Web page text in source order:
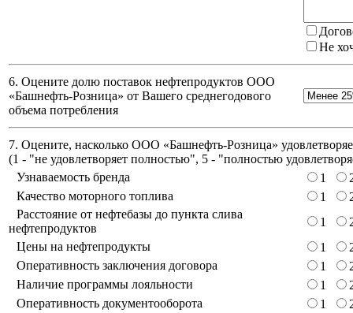
Не
6. Оцените долю поставок нефтепродуктов ООО
«Башнефть-Розница» от Вашего среднегодового
объема потребления
7. Оцените, насколько ООО «Башнефть-Розница»
(1 - "не удовлетворяет полностью", 5 - "полностью
Узнаваемость бренда
1
Качество моторного топлива
1
Расстояние от нефтебазы до пункта слива
нефтепродуктов
1
Цены на нефтепродукты
1
Оперативность заключения договора
1
Наличие программы лояльности
1
Оперативность документооборота
1